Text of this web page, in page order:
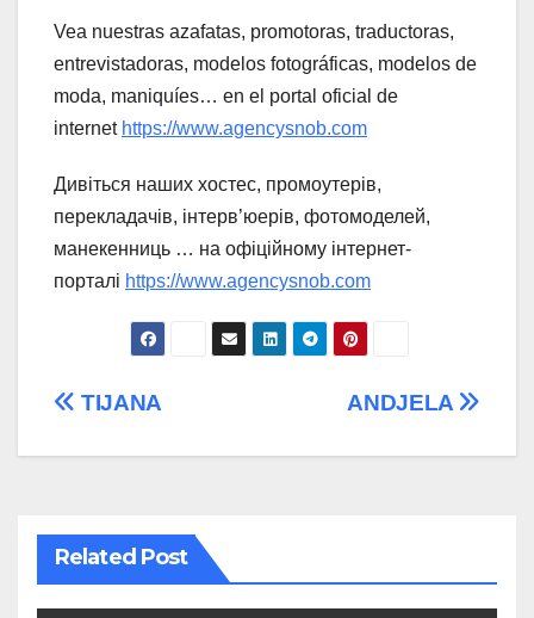
Vea nuestras azafatas, promotoras, traductoras,
entrevistadoras, modelos fotográficas, modelos de
moda, maniquíes… en el portal oficial de
internet https://www.agencysnob.com
Дивіться наших хостес, промоутерів,
перекладачів, інтерв’юерів, фотомоделей,
манекенниць … на офіційному інтернет-
порталі https://www.agencysnob.com
Post
navigation
ANDJELA
TIJANA
Related Post